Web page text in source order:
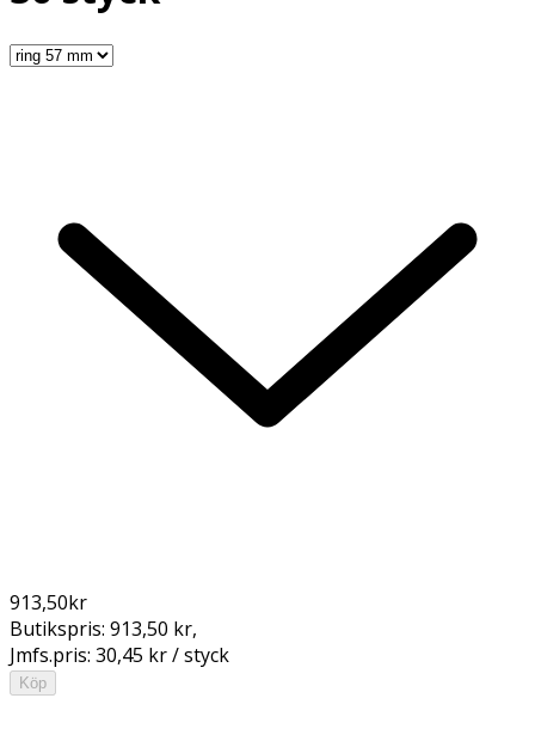
913,50kr
Butikspris: 913,50 kr,
Jmfs.pris: 30,45 kr / styck
Köp